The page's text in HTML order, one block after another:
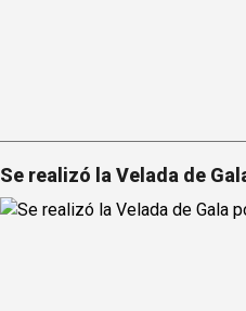
Se realizó la Velada de